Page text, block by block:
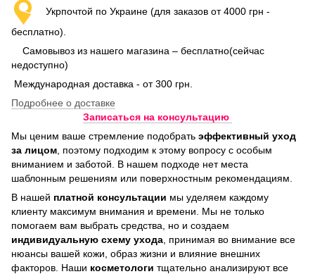
Укрпочтой по Украине (для заказов от 4000 грн -
бесплатно).
Самовывоз из нашего магазина – бесплатно(сейчас
недоступно)
Международная доставка - от 300 грн.
Подробнее о доставке
Записаться на консультацию
Мы ценим ваше стремление подобрать эффективный уход
за лицом , поэтому подходим к этому вопросу с особым
вниманием и заботой. В нашем подходе нет места
шаблонным решениям или поверхностным рекомендациям.
В нашей платной консультации мы уделяем каждому
клиенту максимум внимания и времени. Мы не только
помогаем вам выбрать средства, но и создаем
индивидуальную схему ухода , принимая во внимание все
нюансы вашей кожи, образ жизни и влияние внешних
факторов. Наши косметологи тщательно анализируют все